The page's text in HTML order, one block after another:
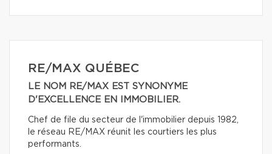
RE/MAX QUÉBEC
LE NOM RE/MAX EST SYNONYME
D'EXCELLENCE EN IMMOBILIER.
Chef de file du secteur de l'immobilier depuis 1982,
le réseau RE/MAX réunit les courtiers les plus
performants.